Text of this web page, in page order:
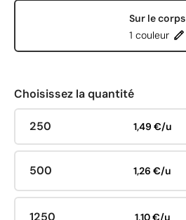
Sur le corps
1 couleur
Choisissez la quantité
250 1,49 €/u
500 1,26 €/u
1250 1,10 €/u